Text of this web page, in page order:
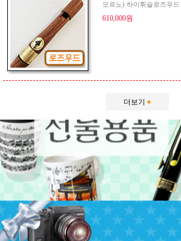
모르노) 하이휘슬로즈우드
610,000원
더보기